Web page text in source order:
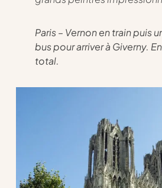
Paris – Vernon en train puis
bus pour arriver à Giverny.
total.